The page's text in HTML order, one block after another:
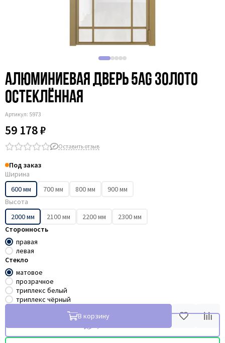
Алюминиевая дверь 5AG золото
остеклённая
Артикул: 5973
59 178 ₽
Оставить отзыв
Под заказ
Ширина
600 мм
700 мм 800 мм
900 мм
Высота
2000 мм
2100 мм 2200 мм
2300 мм
Сторонность
правая
левая
Стекло
матовое
прозрачное
триплекс белый
триплекс чёрный
В корзину